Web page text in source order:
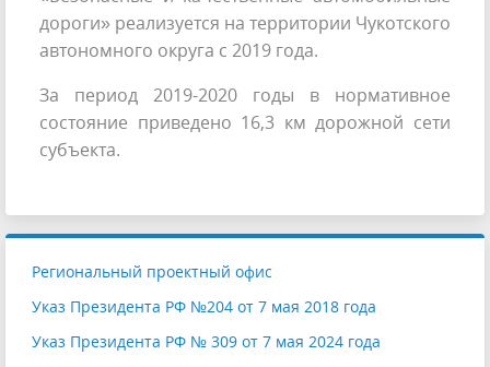
дороги» реализуется на территории Чукотского
автономного округа с 2019 года.
За период 2019-2020 годы в нормативное
состояние приведено 16,3 км дорожной сети
субъекта.
Региональный проектный офис
Указ Президента РФ №204 от 7 мая 2018 года
Указ Президента РФ № 309 от 7 мая 2024 года